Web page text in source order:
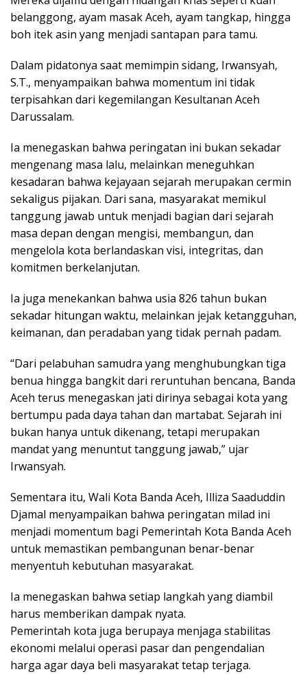
belanggong, ayam masak Aceh, ayam tangkap, hingga
boh itek asin yang menjadi santapan para tamu.
Dalam pidatonya saat memimpin sidang, Irwansyah,
S.T., menyampaikan bahwa momentum ini tidak
terpisahkan dari kegemilangan Kesultanan Aceh
Darussalam.
Ia menegaskan bahwa peringatan ini bukan sekadar
mengenang masa lalu, melainkan meneguhkan
kesadaran bahwa kejayaan sejarah merupakan cermin
sekaligus pijakan. Dari sana, masyarakat memikul
tanggung jawab untuk menjadi bagian dari sejarah
masa depan dengan mengisi, membangun, dan
mengelola kota berlandaskan visi, integritas, dan
komitmen berkelanjutan.
Ia juga menekankan bahwa usia 826 tahun bukan
sekadar hitungan waktu, melainkan jejak ketangguhan,
keimanan, dan peradaban yang tidak pernah padam.
“Dari pelabuhan samudra yang menghubungkan tiga
benua hingga bangkit dari reruntuhan bencana, Banda
Aceh terus menegaskan jati dirinya sebagai kota yang
bertumpu pada daya tahan dan martabat. Sejarah ini
bukan hanya untuk dikenang, tetapi merupakan
mandat yang menuntut tanggung jawab,” ujar
Irwansyah.
Sementara itu, Wali Kota Banda Aceh, Illiza Saaduddin
Djamal menyampaikan bahwa peringatan milad ini
menjadi momentum bagi Pemerintah Kota Banda Aceh
untuk memastikan pembangunan benar-benar
menyentuh kebutuhan masyarakat.
Ia menegaskan bahwa setiap langkah yang diambil
harus memberikan dampak nyata.
Pemerintah kota juga berupaya menjaga stabilitas
ekonomi melalui operasi pasar dan pengendalian
harga agar daya beli masyarakat tetap terjaga.